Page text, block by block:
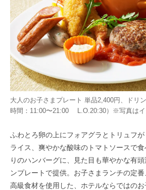
大人のお子さまプレート 単品2,400円、ドリ
時間：11:00〜21:00 L.O.20:30）※写真はイ
ふわとろ卵の上にフォアグラとトリュフ
ライス、爽やかな酸味のトマトソースで
りのハンバーグに、見た目も華やかな有
ンプレートで提供。お子さまランチの定
高級食材を使用した、ホテルならではのお